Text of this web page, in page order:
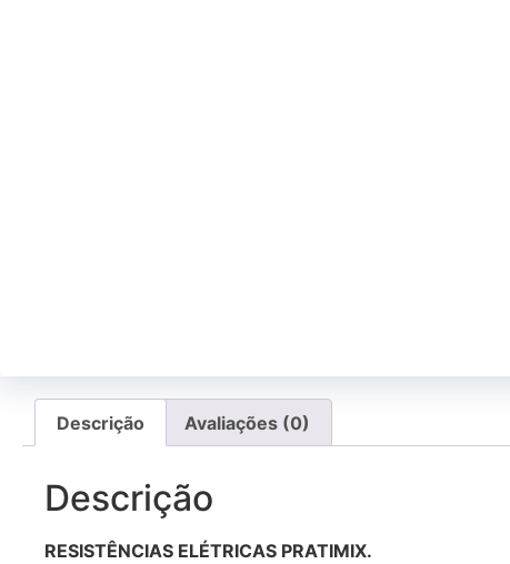
Descrição Avaliações (0)
Descrição
RESISTÊNCIAS ELÉTRICAS PRATIMIX.